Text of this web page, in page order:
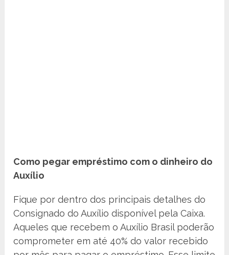
Como pegar empréstimo com o dinheiro do
Auxílio
Fique por dentro dos principais detalhes do
Consignado do Auxílio disponível pela Caixa.
Aqueles que recebem o Auxílio Brasil poderão
comprometer em até 40% do valor recebido